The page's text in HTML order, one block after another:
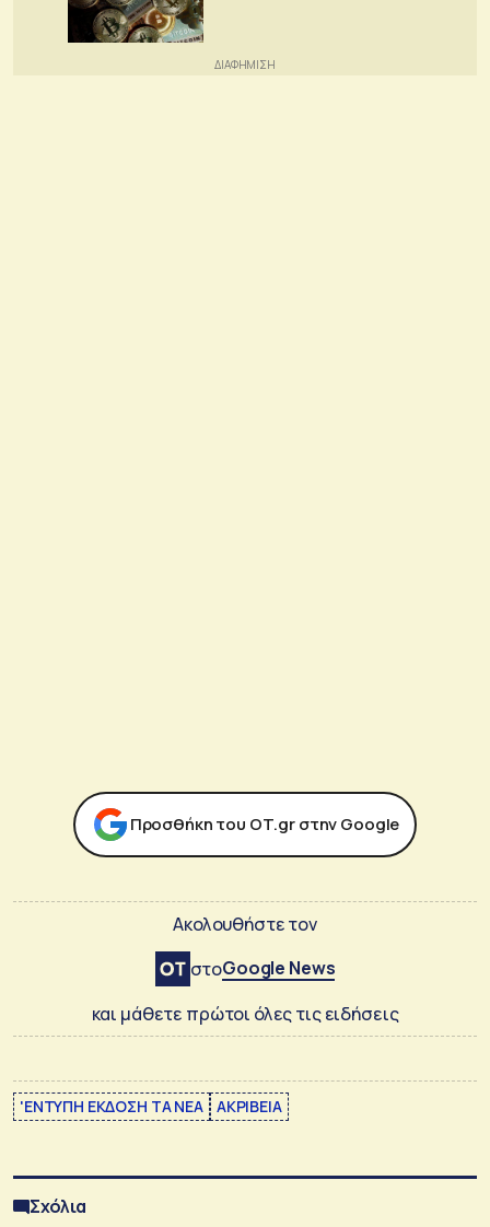
Προσθήκη του ΟΤ.gr στην Google
Ακολουθήστε τον
στοGoogle News
και μάθετε πρώτοι όλες τις ειδήσεις
'ΕΝΤΥΠΗ ΕΚΔΟΣΗ ΤΑ ΝΕΑ ΑΚΡΙΒΕΙΑ
Σχόλια